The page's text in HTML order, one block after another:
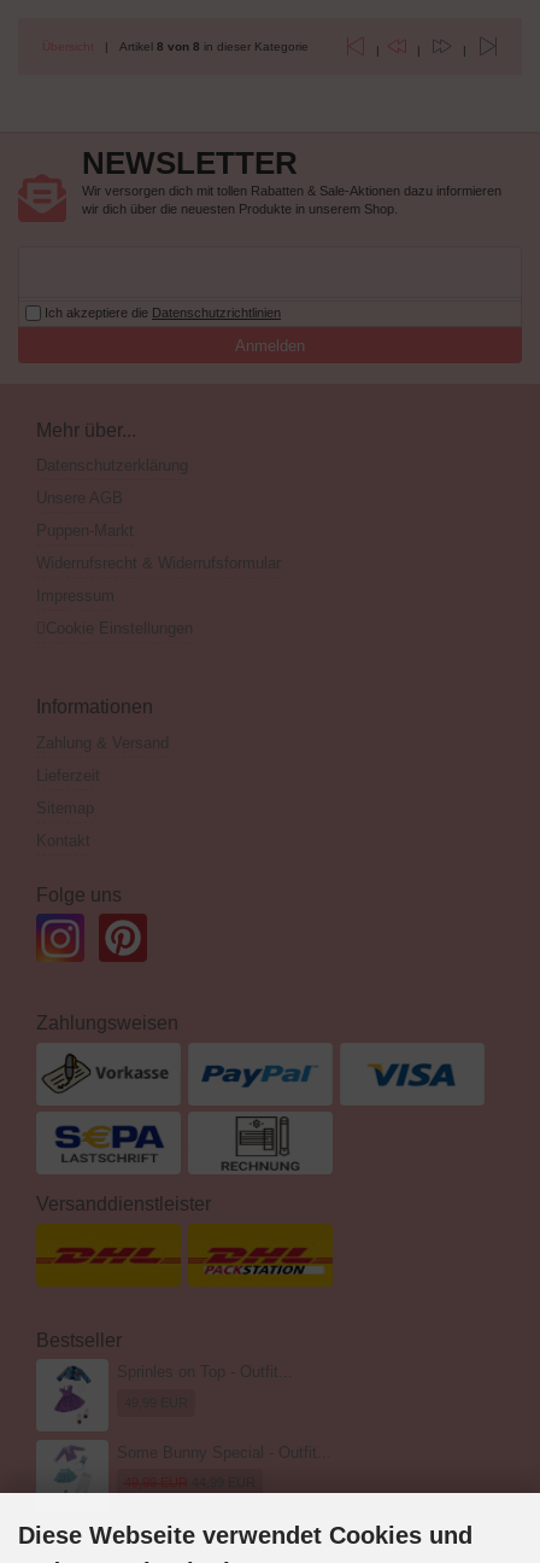
Übersicht | Artikel 8 von 8 in dieser Kategorie | | |
NEWSLETTER
Wir versorgen dich mit tollen Rabatten & Sale-Aktionen dazu informieren
wir dich über die neuesten Produkte in unserem Shop.
Ich akzeptiere die Datenschutzrichtlinien
Anmelden
Mehr über...
Datenschutzerklärung
Unsere AGB
Puppen-Markt
Widerrufsrecht & Widerrufsformular
Impressum
Cookie Einstellungen
Informationen
Zahlung & Versand
Lieferzeit
Sitemap
Kontakt
Folge uns
Zahlungsweisen
Versanddienstleister
Bestseller
Sprinles on Top - Outfit...
Some Bunny Special - Outfit...
Diese Webseite verwendet Cookies und